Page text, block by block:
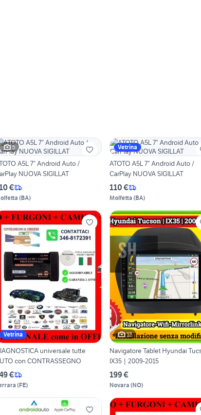
5
A5L 7” Android Auto /
NUOVA SIGILLAT
€
(BA)
Vetrina
ATOTO A5L 7” Android Auto /
CarPlay NUOVA SIGILLAT
110 €
Molfetta (BA)
Vetrina
universale tutte
con CONTRASSEGNO
€
(FE)
12
Navigatore Tablet Hyundai
IX35 | 2009-2015
199 €
Novara (NO)